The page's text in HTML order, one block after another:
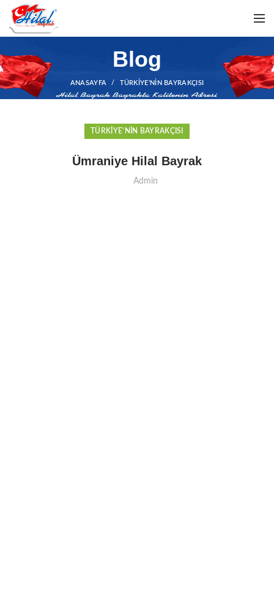
Blog
ANASAYFA TÜRKIYE'NIN BAYRAKÇISI
TÜRKIYE'NIN BAYRAKÇISI
Ümraniye Hilal Bayrak
Admin